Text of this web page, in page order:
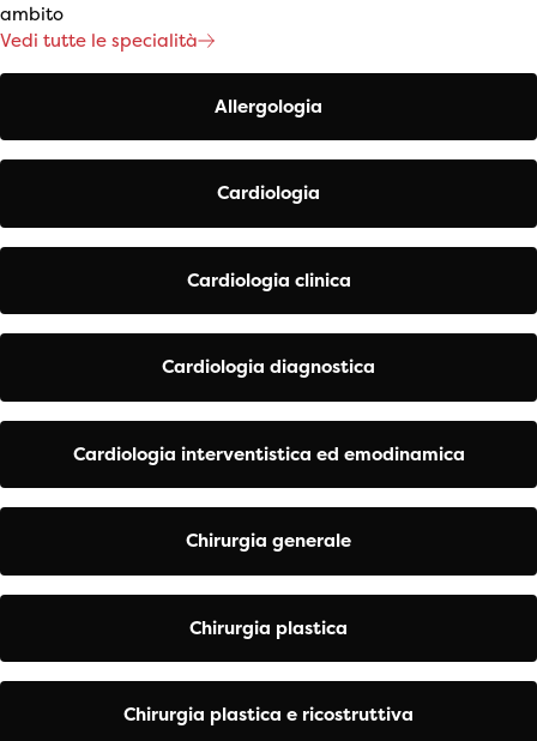
ambito
Vedi tutte le specialità
Allergologia
Cardiologia
Cardiologia clinica
Cardiologia diagnostica
Cardiologia interventistica ed emodinamica
Chirurgia generale
Chirurgia plastica
Chirurgia plastica e ricostruttiva